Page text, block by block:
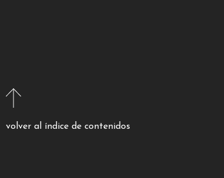
volver al índice de contenidos